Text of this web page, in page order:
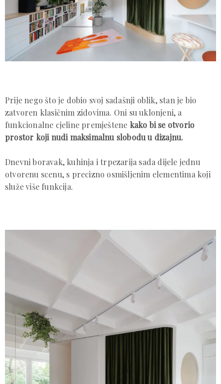
Prije nego što je dobio svoj sadašnji oblik, stan je bio
zatvoren klasičnim zidovima. Oni su uklonjeni, a
funkcionalne cjeline premještene kako bi se otvorio
prostor koji nudi maksimalnu slobodu u dizajnu.
Dnevni boravak, kuhinja i trpezarija sada dijele jednu
otvorenu scenu, s precizno osmišljenim elementima koji
služe više funkcija.